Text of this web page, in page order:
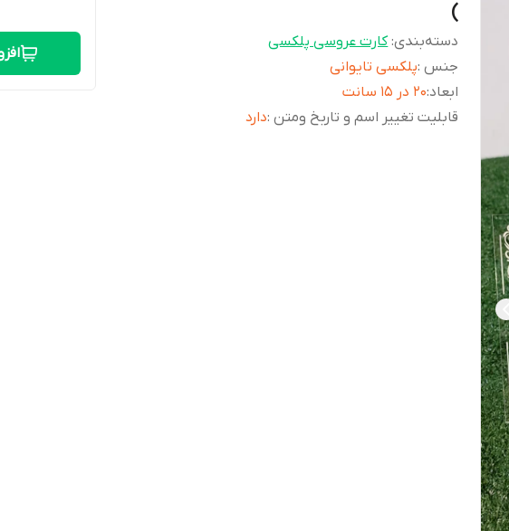
)
دسته‌بندی:کارت عروسی پلکسی
جنس :پلکسی تایوانی
ابعاد:۲۰ در ۱۵ سانت
قابلیت تغییر اسم و تاربخ و‌متن :دارد